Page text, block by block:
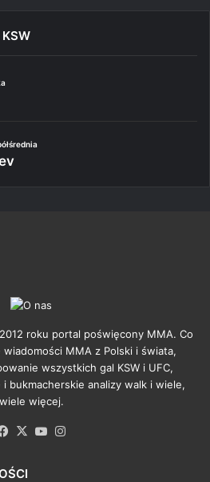
roku portal poświęcony MMA. Co
MMA z Polski i świata,
wszystkich gal KSW i UFC,
bukmacherskie analizy walk i wiele,
wiele więcej.
Facebook
X YouTube